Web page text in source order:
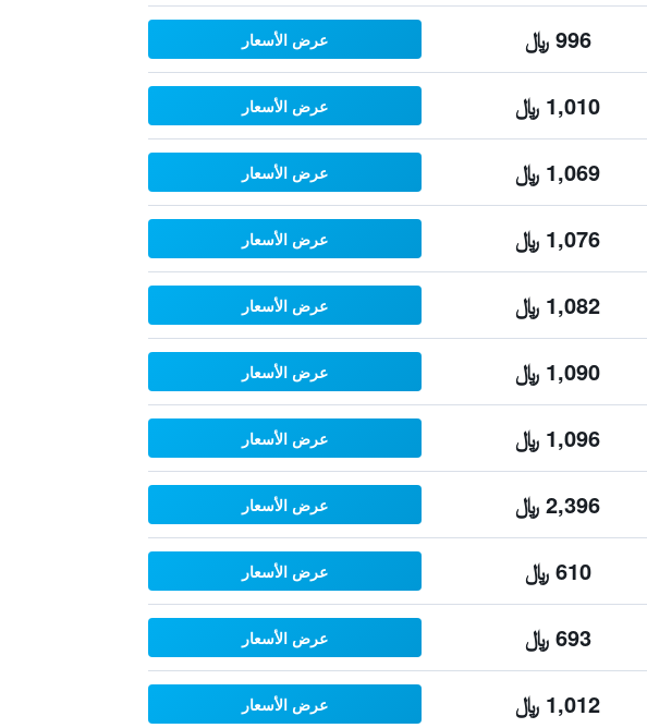
996 ﷼ عرض الأسعار
1,010 ﷼ عرض الأسعار
1,069 ﷼ عرض الأسعار
1,076 ﷼ عرض الأسعار
1,082 ﷼ عرض الأسعار
1,090 ﷼ عرض الأسعار
1,096 ﷼ عرض الأسعار
2,396 ﷼ عرض الأسعار
610 ﷼ عرض الأسعار
693 ﷼ عرض الأسعار
1,012 ﷼ عرض الأسعار